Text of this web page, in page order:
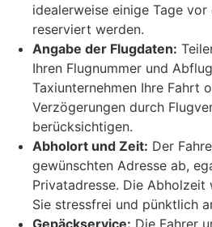
idealerweise einige Tage vor
reserviert werden.
Angabe der Flugdaten:
Ihren Flugnummer und
Taxiunternehmen Ihre Fahrt
Verzögerungen durch
berücksichtigen.
Abholort und Zeit: Der
gewünschten Adresse ab,
Privatadresse. Die
Sie stressfrei und pünktlich